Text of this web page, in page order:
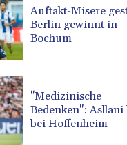
Auftakt-Misere
Berlin gewinnt in
Bochum
"Medizinische
Bedenken": Asllani
bei Hoffenheim